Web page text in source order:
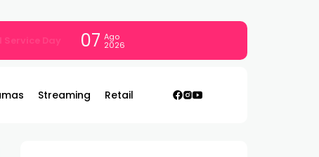
todo 07 Ago
2026
Streaming Retail